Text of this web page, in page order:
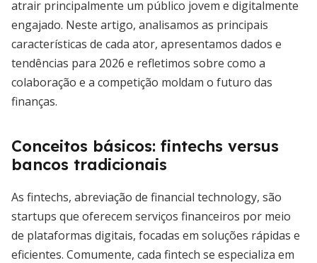
atrair principalmente um público jovem e digitalmente
engajado. Neste artigo, analisamos as principais
características de cada ator, apresentamos dados e
tendências para 2026 e refletimos sobre como a
colaboração e a competição moldam o futuro das
finanças.
Conceitos básicos: fintechs versus
bancos tradicionais
As fintechs, abreviação de financial technology, são
startups que oferecem serviços financeiros por meio
de plataformas digitais, focadas em soluções rápidas e
eficientes. Comumente, cada fintech se especializa em